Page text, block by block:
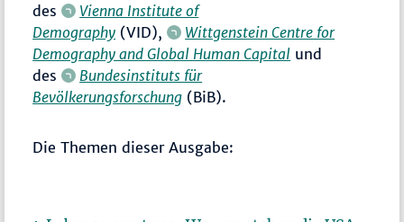
des
Vienna Institute of
Demography (VID),
Wittgenstein Centre for
Demography and Global Human Capital und
des
Bundesinstituts für
Bevölkerungsforschung (BiB).
Die Themen dieser Ausgabe: